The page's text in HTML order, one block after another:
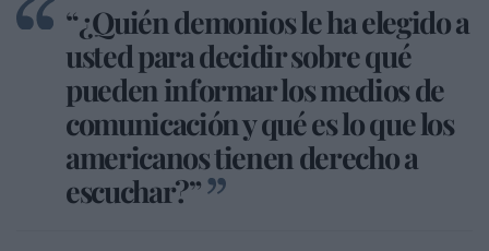
“¿Quién demonios le ha elegido a
usted para decidir sobre qué
pueden informar los medios de
comunicación y qué es lo que los
americanos tienen derecho a
escuchar?”